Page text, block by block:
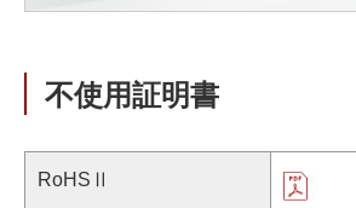
不使用証明書
RoHSⅡ